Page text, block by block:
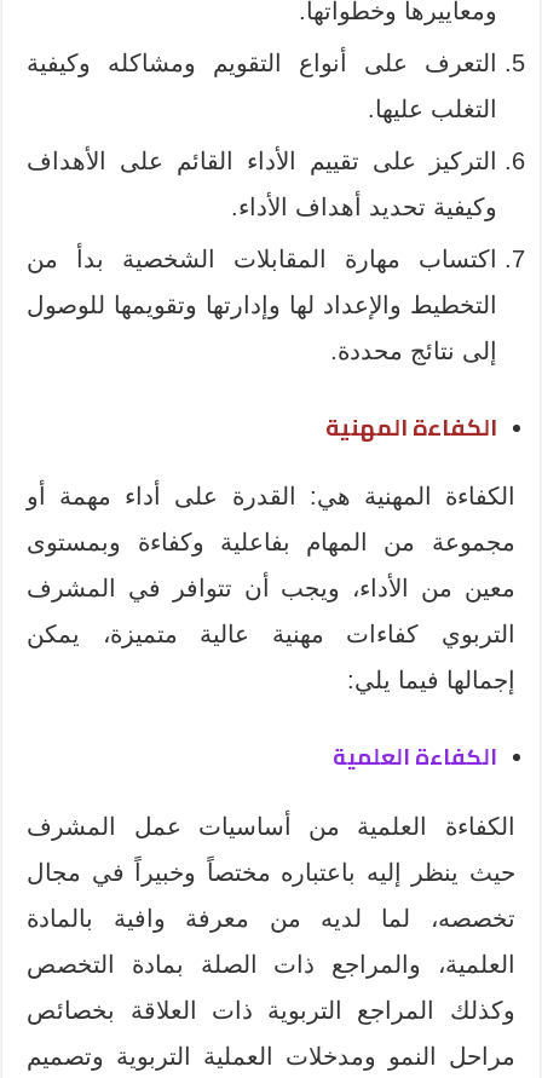
ومعاييرها وخطواتها.
التعرف على أنواع التقويم ومشاكله وكيفية
التغلب عليها.
التركيز على تقييم الأداء القائم على الأهداف
وكيفية تحديد أهداف الأداء.
اكتساب مهارة المقابلات الشخصية بدأ من
التخطيط والإعداد لها وإدارتها وتقويمها للوصول
إلى نتائج محددة.
الكفاءة المهنية
الكفاءة المهنية هي: القدرة على أداء مهمة أو
مجموعة من المهام بفاعلية وكفاءة وبمستوى
معين من الأداء، ويجب أن تتوافر في المشرف
التربوي كفاءات مهنية عالية متميزة، يمكن
إجمالها فيما يلي:
الكفاءة العلمية
الكفاءة العلمية من أساسيات عمل المشرف
حيث ينظر إليه باعتباره مختصاً وخبيراً في مجال
تخصصه، لما لديه من معرفة وافية بالمادة
العلمية، والمراجع ذات الصلة بمادة التخصص
وكذلك المراجع التربوية ذات العلاقة بخصائص
مراحل النمو ومدخلات العملية التربوية وتصميم